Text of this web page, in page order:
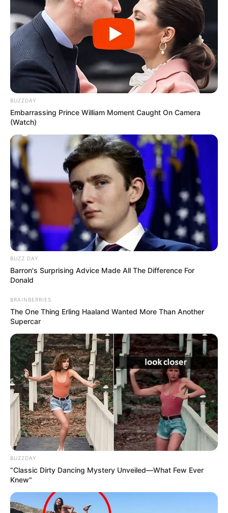
BUZZDAY
Embarrassing Prince William Moment Caught On Camera
(Watch)
BUZZ DAY
Barron's Surprising Advice Made All The Difference For
Donald
BRAINBERRIES
The One Thing Erling Haaland Wanted More Than Another
Supercar
BUZZDAY
“Classic Dirty Dancing Mystery Unveiled—What Few Ever
Knew"